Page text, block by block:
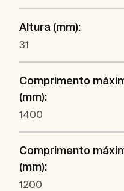
Altura (mm):
31
Comprimento
(mm):
1400
Comprimento
(mm):
1200